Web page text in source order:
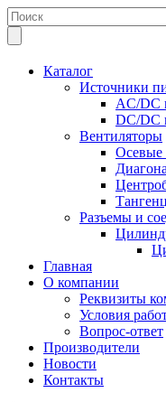
Каталог
Источники
AC/DC
DC/DC
Вентиляторы
Осевые
Разъемы и
Главная
О компании
Реквизиты
Условия
Вопрос-ответ
Производители
Новости
Контакты